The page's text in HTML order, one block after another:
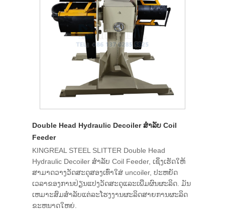
Double Head Hydraulic Decoiler ສໍາລັບ Coil
Feeder
KINGREAL STEEL SLITTER Double Head
Hydraulic Decoiler ສໍາລັບ Coil Feeder, ເຊິ່ງເຮັດໃຫ້
ສາມາດວາງວັດສະດຸສອງເທົ່າໃສ່ uncoiler, ປະຫຍັດ
ເວລາຂອງການປ່ຽນແປງວັດສະດຸແລະເພີ່ມຜົນຜະລິດ. ມັນ
ເຫມາະສົມສໍາລັບແຕ່ລະໂຮງງານຜະລິດສາຍການຜະລິດ
ຂະຫນາດໃຫຍ່.